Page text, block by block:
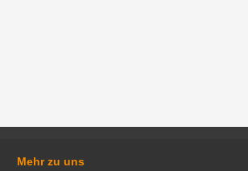
Mehr zu uns